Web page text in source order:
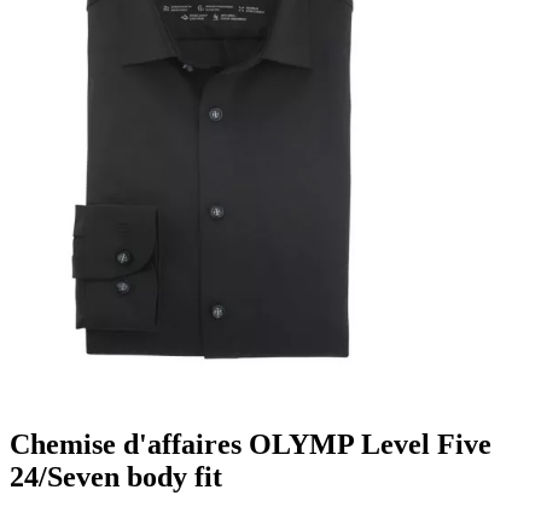
Chemise d'affaires OLYMP Level Five
24/Seven body fit